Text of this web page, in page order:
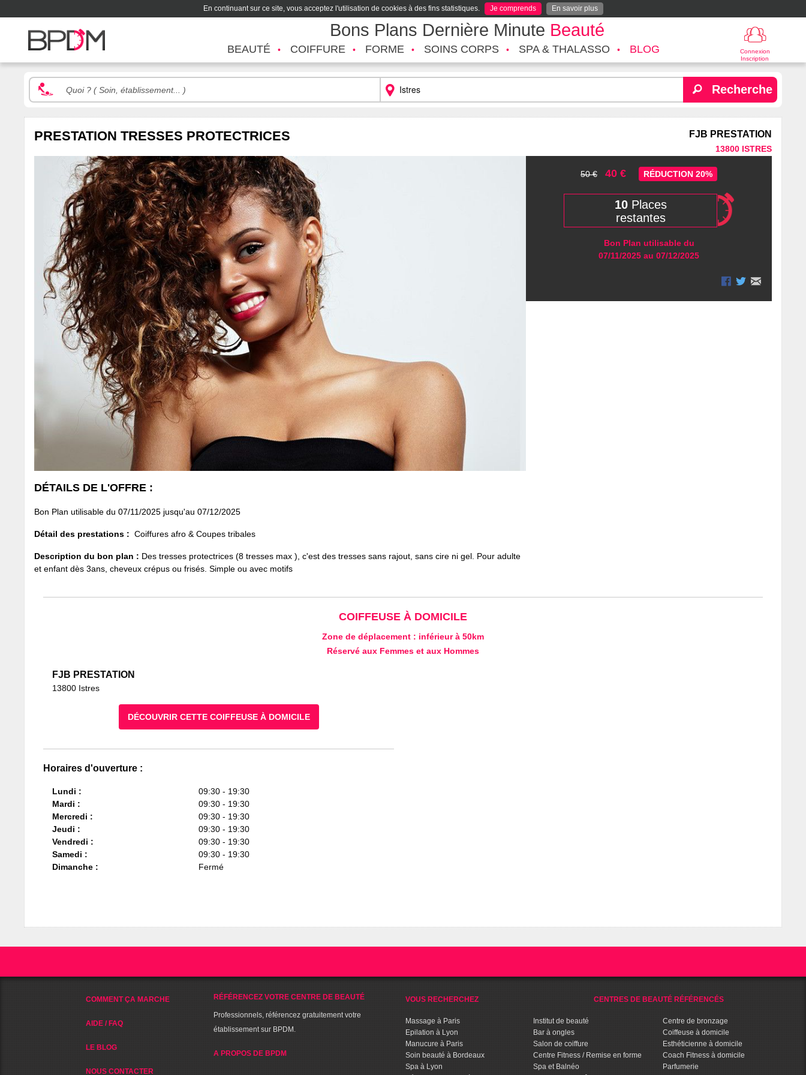
En continuant sur ce site, vous acceptez l'utilisation de cookies à des fins statistiques. Je comprends En savoir plus
Bons Plans Dernière Minute Beauté
Connexion
Inscription
BEAUTÉ COIFFURE FORME SOINS CORPS SPA & THALASSO BLOG
Recherche
PRESTATION TRESSES PROTECTRICES FJB PRESTATION
13800 ISTRES
DÉTAILS DE L'OFFRE :
Bon Plan utilisable du 07/11/2025 jusqu'au 07/12/2025
Détail des prestations : Coiffures afro & Coupes tribales
Description du bon plan : Des tresses protectrices (8 tresses max ), c'est des tresses sans rajout, sans cire ni gel. Pour adulte
et enfant dès 3ans, cheveux crépus ou frisés. Simple ou avec motifs
50 € 40 € RÉDUCTION 20%
10 Places
restantes
Bon Plan utilisable du
07/11/2025 au 07/12/2025
COIFFEUSE À DOMICILE
Zone de déplacement : inférieur à 50km
Réservé aux Femmes et aux Hommes
FJB PRESTATION
13800 Istres
DÉCOUVRIR CETTE COIFFEUSE À DOMICILE
Horaires d'ouverture :
Lundi :
09:30 - 19:30
Mardi :
09:30 - 19:30
Mercredi :
09:30 - 19:30
Jeudi :
09:30 - 19:30
Vendredi :
09:30 - 19:30
Samedi :
09:30 - 19:30
Dimanche :
Fermé
COMMENT ÇA MARCHE
AIDE / FAQ
LE BLOG
NOUS CONTACTER
RÉFÉRENCEZ VOTRE CENTRE DE BEAUTÉ
Professionnels, référencez gratuitement votre
établissement sur BPDM.
A PROPOS DE BPDM
VOUS RECHERCHEZ
Massage à Paris
Epilation à Lyon
Manucure à Paris
Soin beauté à Bordeaux
Spa à Lyon
CENTRES DE BEAUTÉ RÉFÉRENCÉS
Institut de beauté
Bar à ongles
Salon de coiffure
Centre Fitness / Remise en forme
Spa et Balnéo
Centre de bronzage
Coiffeuse à domicile
Esthéticienne à domicile
Coach Fitness à domicile
Parfumerie